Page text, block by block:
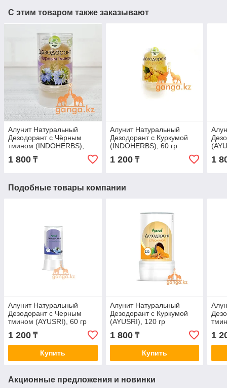
С этим товаром также заказывают
Алунит Натуральный
Дезодорант с Чёрным
тмином (INDOHERBS),
1 800 ₸
Алунит Натуральный
Дезодорант с Куркумой
(INDOHERBS), 60 гр
1 200₸ 1
Подобные товары компании
Алунит Натуральный
Дезодорант с Черным
тмином (AYUSRI), 60 гр
1 200 ₸
Купить
Алунит Натуральный
Дезодорант с Куркумой
(AYUSRI), 120 гр
1 800₸
Купить
1
Акционные предложения и новинки